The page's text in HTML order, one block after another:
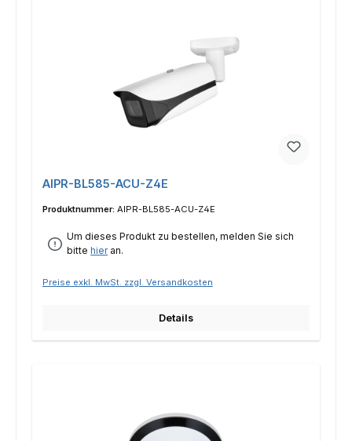
AIPR-BL585-ACU-Z4E
Produktnummer: AIPR-BL585-ACU-Z4E
Um dieses Produkt zu bestellen, melden Sie sich
bittehieran.
Preise exkl. MwSt. zzgl. Versandkosten
Details